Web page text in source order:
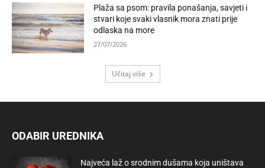
Plaža sa psom: pravila ponašanja, savjeti i
stvari koje svaki vlasnik mora znati prije
odlaska na more
27/07/2026
Učitaj više
ODABIR UREDNIKA
Najveća laž o srodnim dušama koja uništava